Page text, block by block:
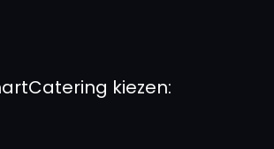
kiezen: